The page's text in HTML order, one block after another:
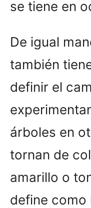
se tiene en
De igual
también
definir el
árboles en
tornan de
amarillo o
define como